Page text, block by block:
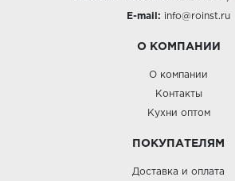
E-mail: info@roinst.ru
О КОМПАНИИ
О компании
Контакты
Кухни оптом
ПОКУПАТЕЛЯМ
Доставка и оплата